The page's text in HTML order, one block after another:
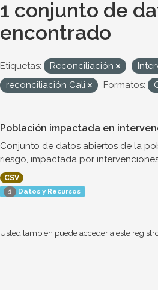
1 conjunto de
encontrado
Etiquetas: Reconciliación
reconciliación Cali
Formatos:
Población impactada en
Conjunto de datos abiertos de la
riesgo, impactada por
CSV
1
Datos y Recursos
Usted también puede acceder a este